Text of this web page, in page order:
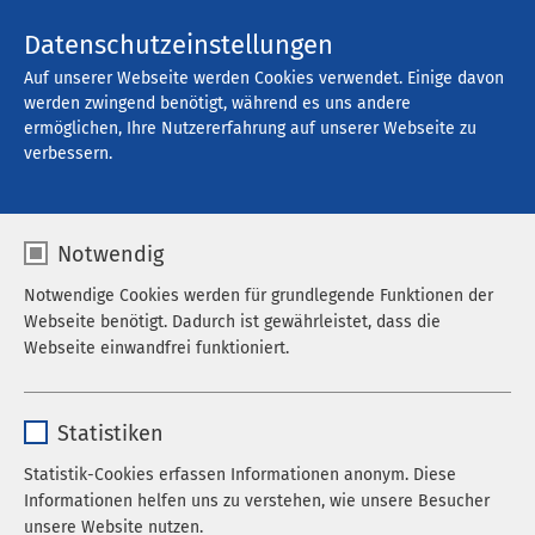
(m/w/d)
in Voll- oder Teilzeit, unbefristet
Datenschutzeinstellungen
Auf unserer Webseite werden Cookies verwendet. Einige davon
werden zwingend benötigt, während es uns andere
ermöglichen, Ihre Nutzererfahrung auf unserer Webseite zu
verbessern.
Notwendig
Notwendige Cookies werden für grundlegende Funktionen der
Webseite benötigt. Dadurch ist gewährleistet, dass die
Webseite einwandfrei funktioniert.
Laufzeit 278 Tage
Statistiken
Statistik-Cookies erfassen Informationen anonym. Diese
Informationen helfen uns zu verstehen, wie unsere Besucher
unsere Website nutzen.